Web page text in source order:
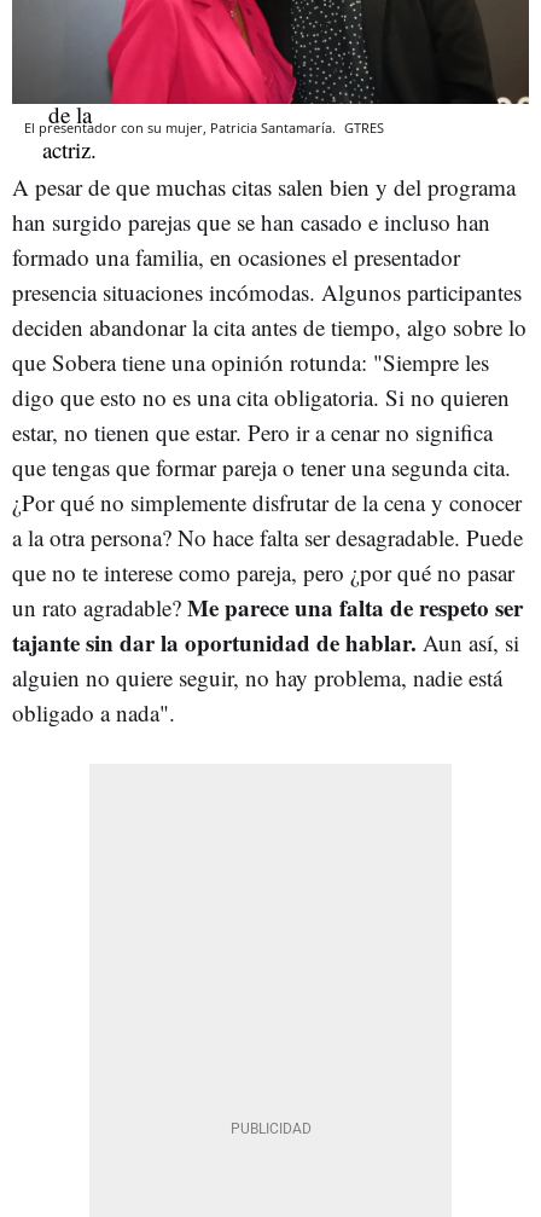
El presentador con su mujer, Patricia Santamaría. GTRES
A pesar de que muchas citas salen bien y del programa
han surgido parejas que se han casado e incluso han
formado una familia, en ocasiones el presentador
presencia situaciones incómodas. Algunos participantes
deciden abandonar la cita antes de tiempo, algo sobre lo
que Sobera tiene una opinión rotunda: "Siempre les
digo que esto no es una cita obligatoria. Si no quieren
estar, no tienen que estar. Pero ir a cenar no significa
que tengas que formar pareja o tener una segunda cita.
¿Por qué no simplemente disfrutar de la cena y conocer
a la otra persona? No hace falta ser desagradable. Puede
que no te interese como pareja, pero ¿por qué no pasar
un rato agradable? Me parece una falta de respeto ser
tajante sin dar la oportunidad de hablar. Aun así, si
alguien no quiere seguir, no hay problema, nadie está
obligado a nada".